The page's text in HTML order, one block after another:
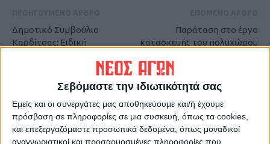
Σεβόμαστε την ιδιωτικότητά σας
Εμείς και οι συνεργάτες μας αποθηκεύουμε και/ή έχουμε
πρόσβαση σε πληροφορίες σε μια συσκευή, όπως τα cookies,
και επεξεργαζόμαστε προσωπικά δεδομένα, όπως μοναδικοί
αναγνωριστικοί και προσαρμοσμένες πληροφορίες που
Δημοτικό Συμβούλιο
Καρδίτσας: Ειδική
αντιπλημμυρική θωράκιση
Παράταση στο έργο
κατασκευής του πολυχώρου